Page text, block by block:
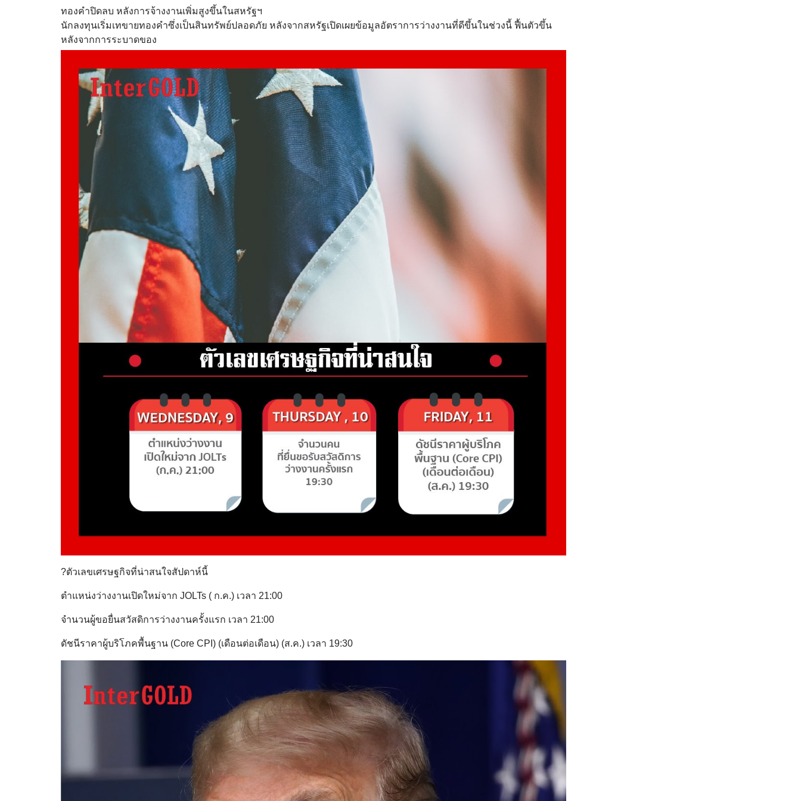
ทองคำปิดลบ หลังการจ้างงานเพิ่มสูงขึ้นในสหรัฐฯ
นักลงทุนเริ่มเทขายทองคำซึ่งเป็นสินทรัพย์ปลอดภัย หลังจากสหรัฐเปิดเผยข้อมูลอัตราการว่างงานที่ดีขึ้นในช่วงนี้ ฟื้นตัวขึ้น
หลังจากการระบาดของ
?ตัวเลขเศรษฐกิจที่น่าสนใจสัปดาห์นี้
ตำแหน่งว่างงานเปิดใหม่จาก JOLTs ( ก.ค.) เวลา 21:00
จำนวนผู้ขอยื่นสวัสดิการว่างงานครั้งแรก เวลา 21:00
ดัชนีราคาผู้บริโภคพื้นฐาน (Core CPI) (เดือนต่อเดือน) (ส.ค.) เวลา 19:30